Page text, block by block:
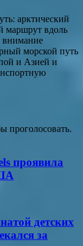
арктический
маршрут вдоль
внимание
морской путь
и Азией и
проголосовать.
проявила
детских
за